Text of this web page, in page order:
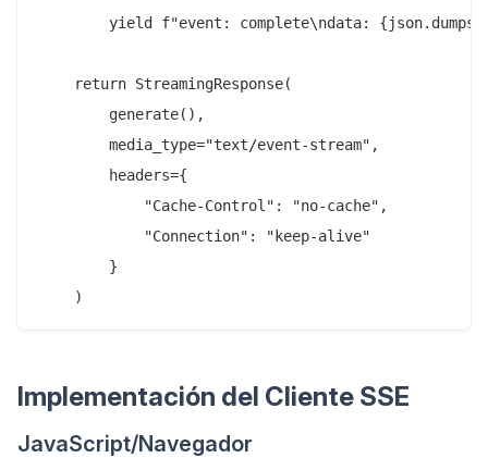
yield f"event: complete\ndata:
    return StreamingResponse(
        generate(),
        media_type="text/event-stream",
        headers={
            "Cache-Control": "no-cache",
            "Connection": "keep-alive"
        }
Implementación del Cliente SSE
JavaScript/Navegador